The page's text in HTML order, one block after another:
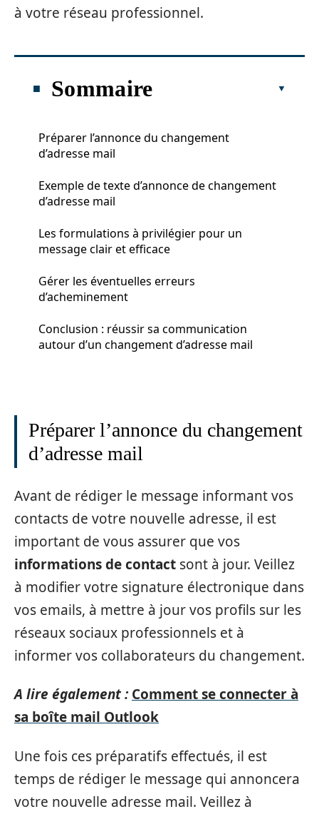
à votre réseau professionnel.
Sommaire
Préparer l’annonce du changement
d’adresse mail
Exemple de texte d’annonce de changement
d’adresse mail
Les formulations à privilégier pour un
message clair et efficace
Gérer les éventuelles erreurs
d’acheminement
Conclusion : réussir sa communication
autour d’un changement d’adresse mail
Préparer l’annonce du changement
d’adresse mail
Avant de rédiger le message informant vos
contacts de votre nouvelle adresse, il est
important de vous assurer que vos
informations de contact sont à jour. Veillez
à modifier votre signature électronique dans
vos emails, à mettre à jour vos profils sur les
réseaux sociaux professionnels et à
informer vos collaborateurs du changement.
A lire également : Comment se connecter à
sa boîte mail Outlook
Une fois ces préparatifs effectués, il est
temps de rédiger le message qui annoncera
votre nouvelle adresse mail. Veillez à